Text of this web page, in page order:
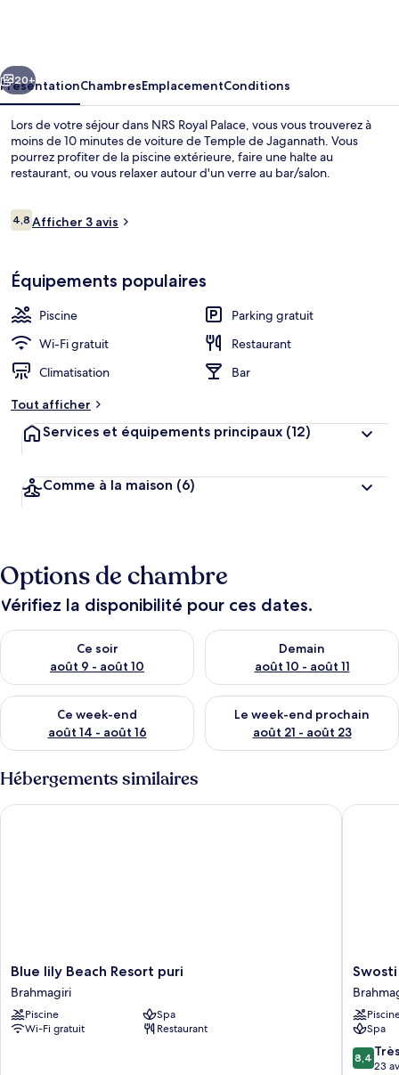
Suivant
20+
PrésentationChambresEmplacementConditions
Lors de votre séjour dans NRS Royal Palace, vous vous trouverez à
moins de 10 minutes de voiture de Temple de Jagannath. Vous
pourrez profiter de la piscine extérieure, faire une halte au
restaurant, ou vous relaxer autour d'un verre au bar/salon.
Avis
voyageurs
4,84,8 sur 10
Afficher 3 avis
Équipements populaires
Piscine
Parking gratuit
Wi-Fi gratuit
Restaurant
Climatisation
Bar
Tout afficher
Services et équipements principaux (12)
Comme à la maison (6)
Options de chambre
Vérifiez la disponibilité pour ces dates.
Ce soir
août 9 - août 10
Vérifier la disponibilité pour ce soir août 9 - août 10
Demain
août 10 - août 11
Vérifier la disponibilité pour
Ce week-end
août 14 - août 16
Vérifier la disponibilité pour ce week-end août 14 - août 16
Le week-end prochain
août 21 - août 23
Vérifier la disponibilité pour
Hébergements similaires
Blue
lily
Beach
Resort
puri
Blue lily Beach Resort puri
Brahmagiri
Piscine
Spa
Wi-Fi gratuit
Restaurant
Blue lily Beach Resort puri
Swosti
Beach
Resorts
Puri
Swosti
Spa
8.4
sur
8,4
23
Swosti